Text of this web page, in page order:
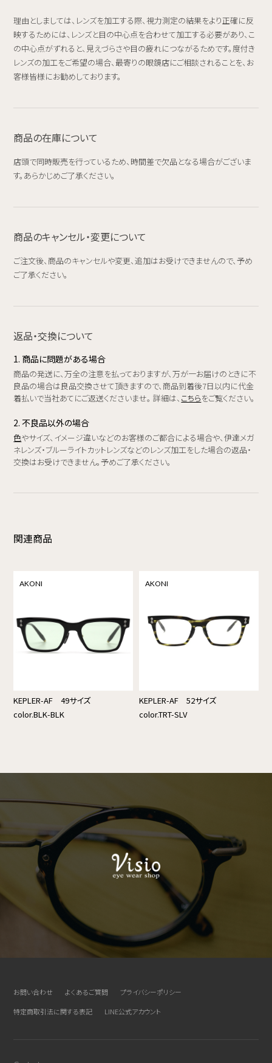
理由としましては、レンズを加工する際、視力測定の結果をより正確に反
映するためには、レンズと目の中心点を合わせて加工する必要があり、こ
の中心点がずれると、見えづらさや目の疲れにつながるためです。度付き
レンズの加工をご希望の場合、最寄りの眼鏡店にご相談されることを、お
客様皆様にお勧めしております。
商品の在庫について
店頭で同時販売を行っているため、時間差で欠品となる場合がございま
す。あらかじめご了承ください。
商品のキャンセル・変更について
ご注文後、商品のキャンセルや変更、追加はお受けできませんので、予め
ご了承ください。
返品・交換について
1. 商品に問題がある場合
商品の発送に、万全の注意を払っておりますが、万が一お届けのときに不
良品の場合は良品交換させて頂きますので、商品到着後7日以内に代金
着払いで当社あてにご返送くださいませ。 詳細は、 こちらをご覧ください。
2. 不良品以外の場合
色やサイズ、イメージ違いなどのお客様のご都合による場合や、伊達メガ
ネレンズ・ブルーライトカットレンズなどのレンズ加工をした場合の返品・
交換はお受けできません。予めご了承ください。
関連商品
AKONI
KEPLER-AF 49サイズ
color.BLK-BLK
AKONI
KEPLER-AF 52サイズ
color.TRT-SLV
お問い合わせ よくあるご質問
プライバシーポリシー
特定商取引法に関する表記
LINE公式アカウント